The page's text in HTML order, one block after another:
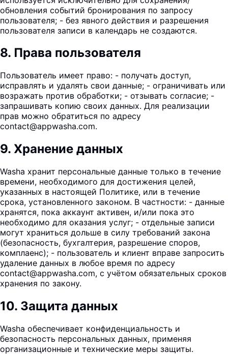
обновления событий бронирования по запросу
пользователя; - без явного действия и разрешения
пользователя записи в календарь не создаются.
8. Права пользователя
Пользователь имеет право: - получать доступ,
исправлять и удалять свои данные; - ограничивать или
возражать против обработки; - отзывать согласие; -
запрашивать копию своих данных. Для реализации
прав можно обратиться по адресу
contact@appwasha.com.
9. Хранение данных
Washa хранит персональные данные только в течение
времени, необходимого для достижения целей,
указанных в настоящей Политике, или в течение
срока, установленного законом. В частности: - данные
хранятся, пока аккаунт активен, и/или пока это
необходимо для оказания услуг; - отдельные записи
могут храниться дольше в силу требований закона
(безопасность, бухгалтерия, разрешение споров,
комплаенс); - пользователь и клиент вправе запросить
удаление данных в любое время по адресу
contact@appwasha.com, с учётом обязательных сроков
хранения по закону.
10. Защита данных
Washa обеспечивает конфиденциальность и
безопасность персональных данных, применяя
организационные и технические меры защиты.